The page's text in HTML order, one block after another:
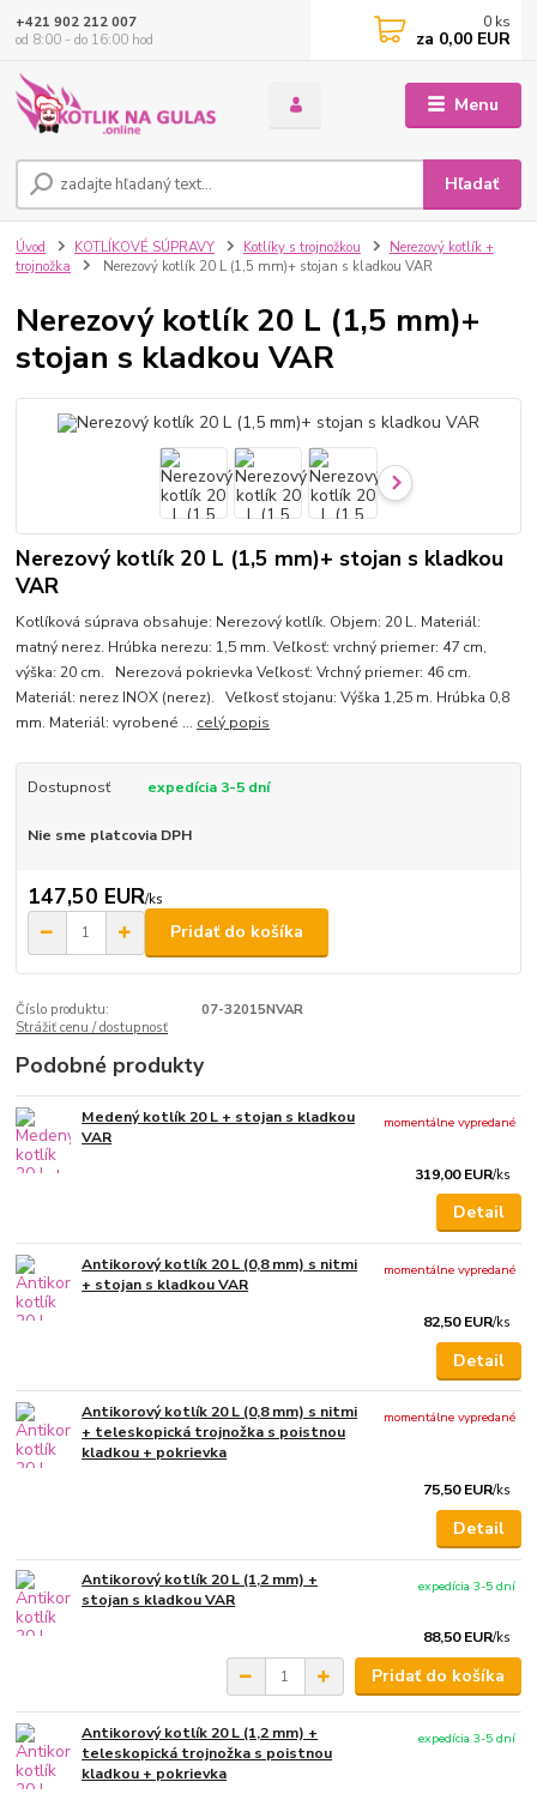
Menu
Hľadať
+421 902 212 007
od 8:00 - do 16:00 hod
0 ks
za 0,00 EUR
Úvod KOTLÍKOVÉ SÚPRAVY Kotlíky s trojnožkou
Nerezový kotlík +
trojnožka
Nerezový kotlík 20 L (1,5 mm)+ stojan s kladkou VAR
Nerezový kotlík 20 L (1,5 mm)+
stojan s kladkou VAR
Nerezový kotlík 20 L (1,5 mm)+ stojan s kladkou
VAR
Kotlíková súprava obsahuje: Nerezový kotlík. Objem: 20 L. Materiál:
matný nerez. Hrúbka nerezu: 1,5 mm. Veľkosť: vrchný priemer: 47 cm,
výška: 20 cm. Nerezová pokrievka Veľkosť: Vrchný priemer: 46 cm.
Materiál: nerez INOX (nerez). Veľkosť stojanu: Výška 1,25 m. Hrúbka 0,8
mm. Materiál: vyrobené ... celý popis
Dostupnosť expedícia 3-5 dní
Nie sme platcovia DPH
147,50 EUR/ks
Pridať do košíka
Číslo produktu:
07-32015NVAR
Strážiť cenu / dostupnosť
Podobné produkty
Medený kotlík 20 L + stojan s kladkou
VAR
319,00 EUR/ks
momentálne vypredané
Detail
Antikorový kotlík 20 L (0,8 mm) s nitmi
+ stojan s kladkou VAR
82,50 EUR/ks
momentálne vypredané
Detail
Antikorový kotlík 20 L (0,8 mm) s nitmi
+ teleskopická trojnožka s poistnou
kladkou + pokrievka
75,50 EUR/ks
momentálne vypredané
Detail
Antikorový kotlík 20 L (1,2 mm) +
stojan s kladkou VAR
88,50 EUR/ks
expedícia 3-5 dní
Pridať do košíka
Antikorový kotlík 20 L (1,2 mm) +
teleskopická trojnožka s poistnou
kladkou + pokrievka
expedícia 3-5 dní